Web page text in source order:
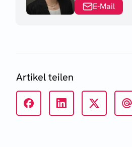
E-Mail
Artikel teilen